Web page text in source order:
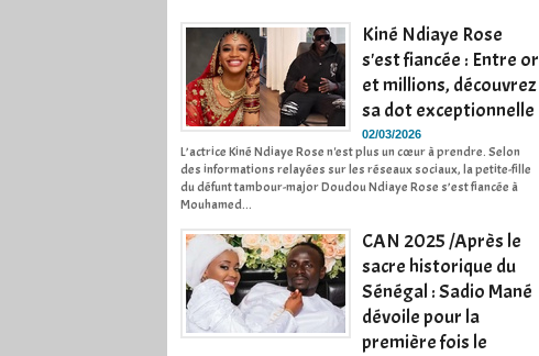
Kiné Ndiaye Rose
s'est fiancée : Entre or
et millions, découvrez
sa dot exceptionnelle
02/03/2026
L’actrice Kiné Ndiaye Rose n'est plus un cœur à prendre. Selon
des informations relayées sur les réseaux sociaux, la petite-fille
du défunt tambour-major Doudou Ndiaye Rose s’est fiancée à
Mouhamed...
CAN 2025 /Après le
sacre historique du
Sénégal : Sadio Mané
dévoile pour la
première fois le